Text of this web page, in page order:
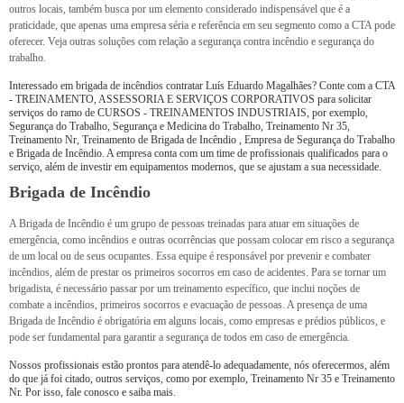
outros locais, também busca por um elemento considerado indispensável que é a
praticidade, que apenas uma empresa séria e referência em seu segmento como a CTA pode
oferecer. Veja outras soluções com relação a segurança contra incêndio e segurança do
trabalho.
Interessado em brigada de incêndios contratar Luís Eduardo Magalhães? Conte com a CTA
- TREINAMENTO, ASSESSORIA E SERVIÇOS CORPORATIVOS para solicitar
serviços do ramo de CURSOS - TREINAMENTOS INDUSTRIAIS, por exemplo,
Segurança do Trabalho, Segurança e Medicina do Trabalho, Treinamento Nr 35,
Treinamento Nr, Treinamento de Brigada de Incêndio , Empresa de Segurança do Trabalho
e Brigada de Incêndio. A empresa conta com um time de profissionais qualificados para o
serviço, além de investir em equipamentos modernos, que se ajustam a sua necessidade.
Brigada de Incêndio
A Brigada de Incêndio é um grupo de pessoas treinadas para atuar em situações de
emergência, como incêndios e outras ocorrências que possam colocar em risco a segurança
de um local ou de seus ocupantes. Essa equipe é responsável por prevenir e combater
incêndios, além de prestar os primeiros socorros em caso de acidentes. Para se tornar um
brigadista, é necessário passar por um treinamento específico, que inclui noções de
combate a incêndios, primeiros socorros e evacuação de pessoas. A presença de uma
Brigada de Incêndio é obrigatória em alguns locais, como empresas e prédios públicos, e
pode ser fundamental para garantir a segurança de todos em caso de emergência.
Nossos profissionais estão prontos para atendê-lo adequadamente, nós oferecermos, além
do que já foi citado, outros serviços, como por exemplo, Treinamento Nr 35 e Treinamento
Nr. Por isso, fale conosco e saiba mais.